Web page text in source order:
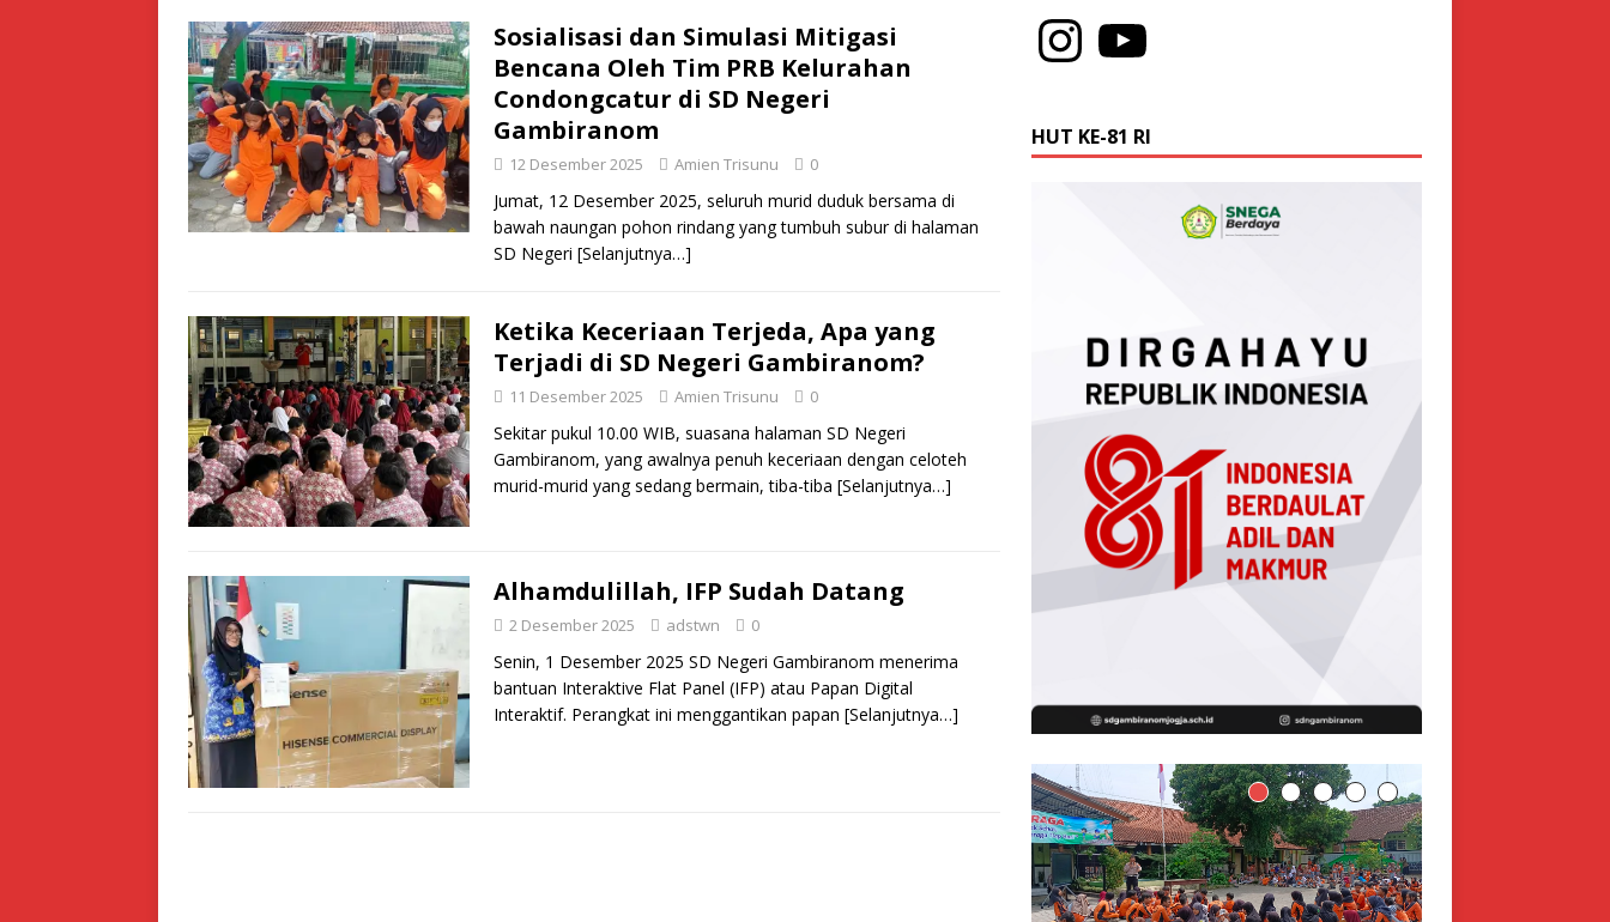
Sosialisasi dan Simulasi Mitigasi
Bencana Oleh Tim PRB Kelurahan
Condongcatur di SD Negeri
Gambiranom
12 Desember 2025 Amien Trisunu 0
Jumat, 12 Desember 2025, seluruh murid duduk bersama di
bawah naungan pohon rindang yang tumbuh subur di halaman
SD Negeri [Selanjutnya…]
Ketika Keceriaan Terjeda, Apa yang
Terjadi di SD Negeri Gambiranom?
11 Desember 2025 Amien Trisunu 0
Sekitar pukul 10.00 WIB, suasana halaman SD Negeri
Gambiranom, yang awalnya penuh keceriaan dengan celoteh
murid-murid yang sedang bermain, tiba-tiba [Selanjutnya…]
Alhamdulillah, IFP Sudah Datang
2 Desember 2025 adstwn 0
Senin, 1 Desember 2025 SD Negeri Gambiranom menerima
bantuan Interaktive Flat Panel (IFP) atau Papan Digital
Interaktif. Perangkat ini menggantikan papan [Selanjutnya…]
HUT KE-81 RI